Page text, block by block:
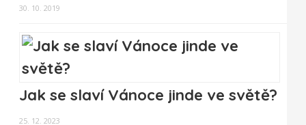
30. 10. 2019
Jak se slaví Vánoce jinde ve světě?
25. 12. 2023